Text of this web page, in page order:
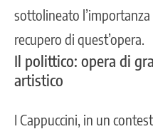
sottolineato
recupero di quest’opera.
Il polittico: opera di
artistico
I Cappuccini, in un